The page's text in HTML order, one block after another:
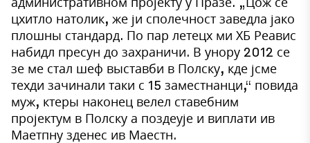
цхитло натолик, же ји сполечност заведла јако
плошны стандард. По пар летецх ми ХБ Реавис
набидл пресун до захраничи. В унору 2012 се
зе ме стал шеф выставби в Полску, кде јсме
техди зачинали таки с 15 заместнанци,“ повида
муж, ктеры наконец велел ставебним
пројектум в Полску а поздеује и виплати ив
Маетпну зденес ив Маестн.